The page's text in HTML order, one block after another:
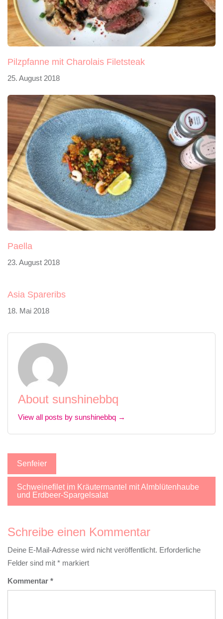
Pilzpfanne mit Charolais Filetsteak
25. August 2018
Paella
23. August 2018
Asia Spareribs
18. Mai 2018
About sunshinebbq
View all posts by sunshinebbq →
Beitragsnavigation
Senfeier
Schweinefilet im Kräutermantel mit Almblütenhaube
und Erdbeer-Spargelsalat
Schreibe einen Kommentar
Deine E-Mail-Adresse wird nicht veröffentlicht. Erforderliche
Felder sind mit * markiert
Kommentar *